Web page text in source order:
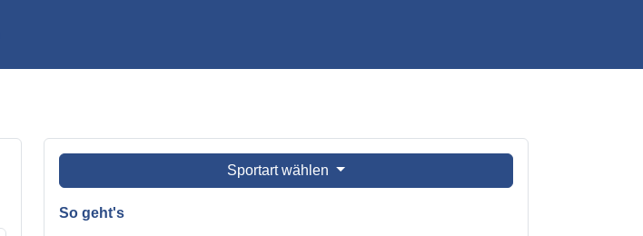
Sportart wählen
So geht's